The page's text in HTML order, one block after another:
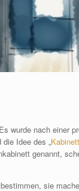
wurde nach einer
Idee des „
genannt,
sie